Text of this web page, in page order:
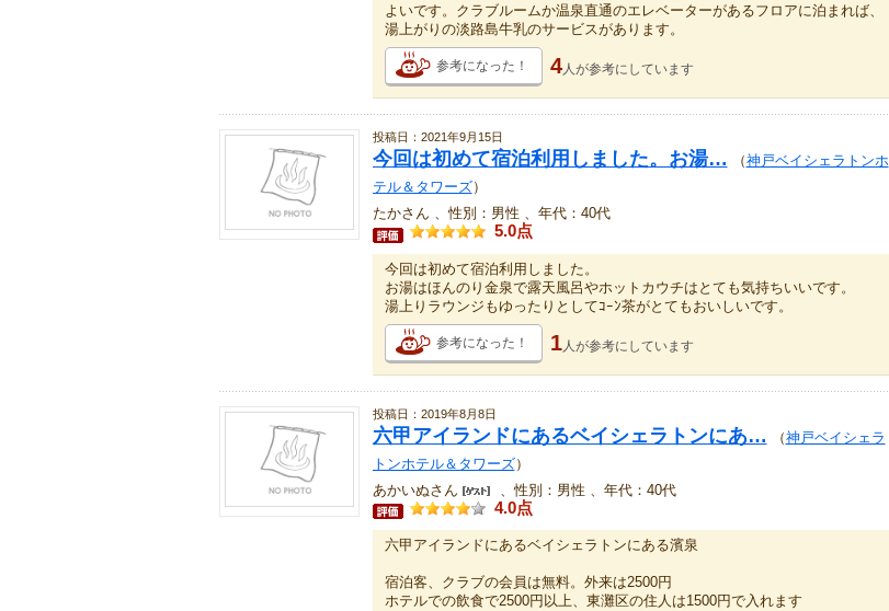
よいです。クラブルームか温泉直通のエレベーターがあるフロアに泊まれば、
湯上がりの淡路島牛乳のサービスがあります。
参考になった！ 4人が参考にしています
投稿日：2021年9月15日
今回は初めて宿泊利用しました。お湯… （神戸ベイシェラトンホ
テル＆タワーズ）
たかさん 、性別：男性 、年代：40代
5.0点
今回は初めて宿泊利用しました。
お湯はほんのり金泉で露天風呂やホットカウチはとても気持ちいいです。
湯上りラウンジもゆったりとしてｺｰﾝ茶がとてもおいしいです。
参考になった！ 1人が参考にしています
投稿日：2019年8月8日
六甲アイランドにあるベイシェラトンにあ… （神戸ベイシェラ
トンホテル＆タワーズ）
あかいぬさん
、性別：男性 、年代：40代
4.0点
六甲アイランドにあるベイシェラトンにある濱泉
宿泊客、クラブの会員は無料。外来は2500円
ホテルでの飲食で2500円以上、東灘区の住人は1500円で入れます